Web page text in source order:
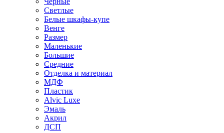
Светлые
Белые шкафы-купе
Венге
Размер
Маленькие
Большие
Средние
Отделка и материал
МДФ
Пластик
Alvic Luxe
Эмаль
Акрил
ДСП